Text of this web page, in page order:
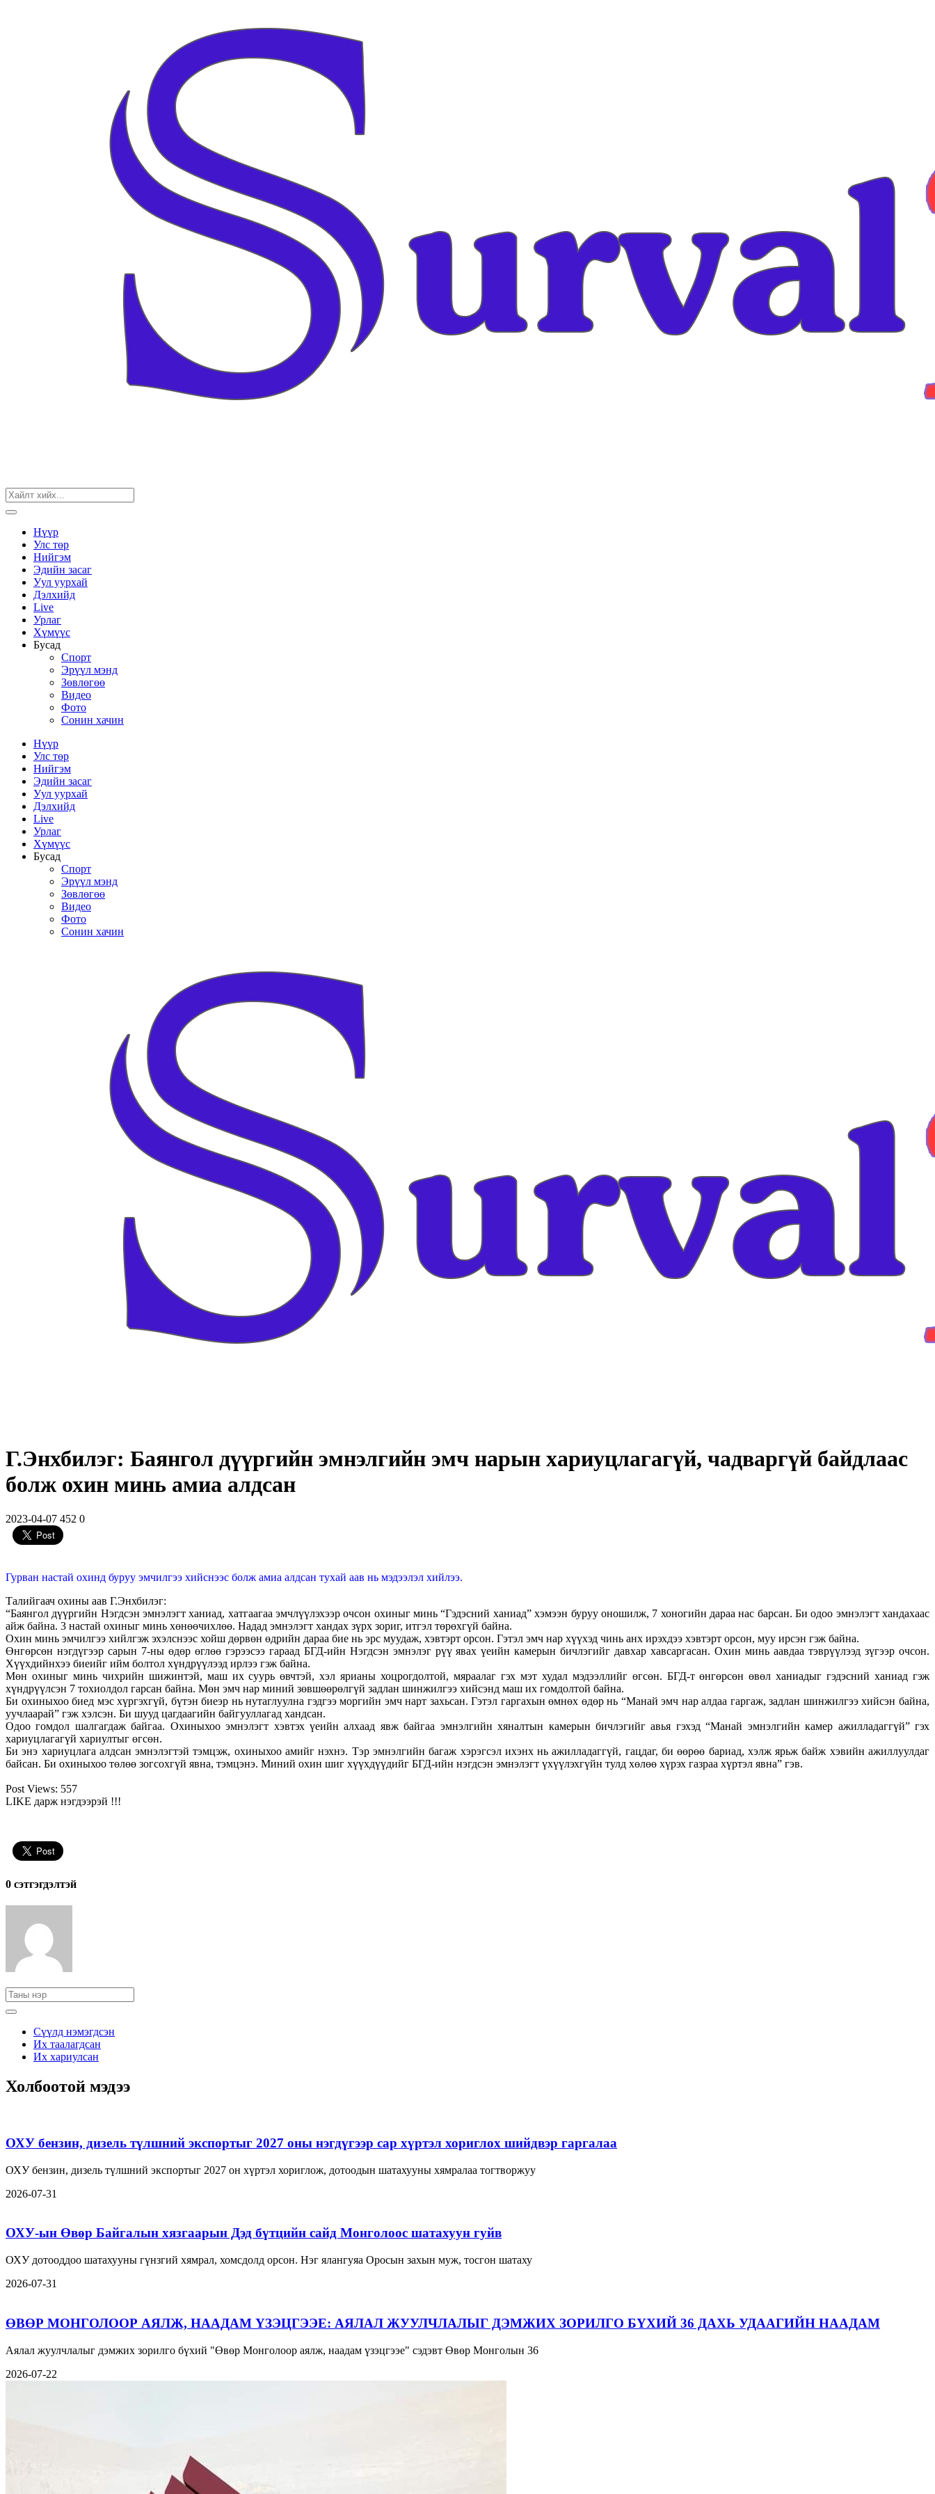
Нүүр
Улс төр
Нийгэм
Эдийн засаг
Уул уурхай
Дэлхийд
Live
Урлаг
Хүмүүс
Бусад
Спорт
Эрүүл мэнд
Зөвлөгөө
Видео
Фото
Сонин хачин
Нүүр
Улс төр
Нийгэм
Эдийн засаг
Уул уурхай
Дэлхийд
Live
Урлаг
Хүмүүс
Бусад
Спорт
Эрүүл мэнд
Зөвлөгөө
Видео
Фото
Сонин хачин
Г.Энхбилэг: Баянгол дүүргийн эмнэлгийн эмч нарын хариуцлагагүй, чадваргүй байдлаас
болж охин минь амиа алдсан
2023-04-07 452 0
Гурван настай охинд буруу эмчилгээ хийснээс болж амиа алдсан тухай аав нь мэдээлэл хийлээ.
Талийгаач охины аав Г.Энхбилэг:
“Баянгол дүүргийн Нэгдсэн эмнэлэгт ханиад, хатгаагаа эмчлүүлэхээр очсон охиныг минь “Гэдэсний ханиад” хэмээн буруу оношилж, 7 хоногийн дараа нас барсан. Би одоо эмнэлэгт хандахаас
айж байна. 3 настай охиныг минь хөнөөчихлөө. Надад эмнэлэгт хандах зүрх зориг, итгэл төрөхгүй байна.
Охин минь эмчилгээ хийлгэж эхэлснээс хойш дөрвөн өдрийн дараа бие нь эрс муудаж, хэвтэрт орсон. Гэтэл эмч нар хүүхэд чинь анх ирэхдээ хэвтэрт орсон, муу ирсэн гэж байна.
Өнгөрсөн нэгдүгээр сарын 7-ны өдөр өглөө гэрээсээ гараад БГД-ийн Нэгдсэн эмнэлэг рүү явах үеийн камерын бичлэгийг давхар хавсаргасан. Охин минь аавдаа тэврүүлээд зүгээр очсон.
Хүүхдийнхээ биеийг ийм болтол хүндрүүлээд ирлээ гэж байна.
Мөн охиныг минь чихрийн шижинтэй, маш их суурь өвчтэй, хэл ярианы хоцрогдолтой, мяраалаг гэх мэт худал мэдээллийг өгсөн. БГД-т өнгөрсөн өвөл ханиадыг гэдэсний ханиад гэж
хүндрүүлсэн 7 тохиолдол гарсан байна. Мөн эмч нар миний зөвшөөрөлгүй задлан шинжилгээ хийсэнд маш их гомдолтой байна.
Би охиныхоо биед мэс хүргэхгүй, бүтэн биеэр нь нутаглуулна гэдгээ моргийн эмч нарт захьсан. Гэтэл гаргахын өмнөх өдөр нь “Манай эмч нар алдаа гаргаж, задлан шинжилгээ хийсэн байна,
уучлаарай” гэж хэлсэн. Би шууд цагдаагийн байгууллагад хандсан.
Одоо гомдол шалгагдаж байгаа. Охиныхоо эмнэлэгт хэвтэх үеийн алхаад явж байгаа эмнэлгийн хяналтын камерын бичлэгийг авья гэхэд “Манай эмнэлгийн камер ажилладаггүй” гэх
хариуцлагагүй хариултыг өгсөн.
Би энэ хариуцлага алдсан эмнэлэгтэй тэмцэж, охиныхоо амийг нэхнэ. Тэр эмнэлгийн багаж хэрэгсэл ихэнх нь ажилладаггүй, гацдаг, би өөрөө бариад, хэлж ярьж байж хэвийн ажиллуулдаг
байсан. Би охиныхоо төлөө зогсохгүй явна, тэмцэнэ. Миний охин шиг хүүхдүүдийг БГД-ийн нэгдсэн эмнэлэгт үхүүлэхгүйн тулд хөлөө хүрэх газраа хүртэл явна” гэв.
Post Views: 557
LIKE дарж нэгдээрэй !!!
0 cэтгэгдэлтэй
Сүүлд нэмэгдсэн
Их таалагдсан
Их хариулсан
Холбоотой мэдээ
ОХУ бензин, дизель түлшний экспортыг 2027 оны нэгдүгээр сар хүртэл хориглох шийдвэр гаргалаа
ОХУ бензин, дизель түлшний экспортыг 2027 он хүртэл хориглож, дотоодын шатахууны хямралаа тогтворжуу
2026-07-31
ОХУ-ын Өвөр Байгалын хязгаарын Дэд бүтцийн сайд Монголоос шатахуун гуйв
ОХУ дотооддоо шатахууны гүнзгий хямрал, хомсдолд орсон. Нэг ялангуяа Оросын захын муж, тосгон шатаху
2026-07-31
ӨВӨР МОНГОЛООР АЯЛЖ, НААДАМ ҮЗЭЦГЭЭЕ: АЯЛАЛ ЖУУЛЧЛАЛЫГ ДЭМЖИХ ЗОРИЛГО БҮХИЙ 36 ДАХЬ УДААГИЙН НААДАМ
Аялал жуулчлалыг дэмжих зорилго бүхий "Өвөр Монголоор аялж, наадам үзэцгээе" сэдэвт Өвөр Монголын 36
2026-07-22